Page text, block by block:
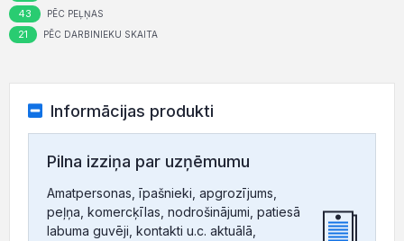
43 PĒC PEĻŅAS
21 PĒC DARBINIEKU SKAITA
Informācijas produkti
Pilna izziņa par uzņēmumu
Amatpersonas, īpašnieki, apgrozījums,
peļņa, komercķīlas, nodrošinājumi, patiesā
labuma guvēji, kontakti u.c. aktuālā,